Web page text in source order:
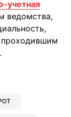
учетная
ведомства,
проходившим
Whatsapp
в Messenger
в LinkedIn